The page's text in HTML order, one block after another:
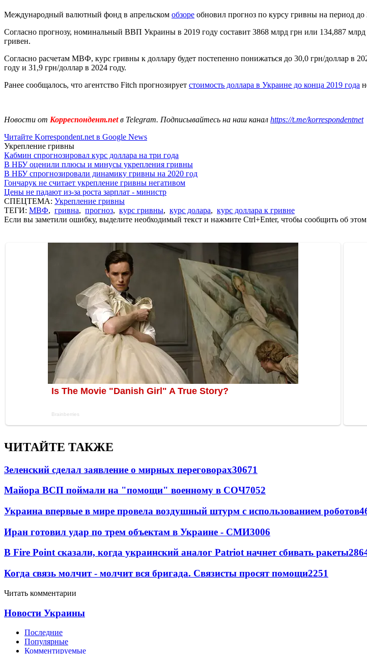
Международный валютный фонд в апрельском обзоре обновил прогноз по курсу гривны на период до
Согласно прогнозу, номинальный ВВП Украины в 2019 году составит 3868 млрд грн или 134,887
гривен.
Согласно расчетам МВФ, курс гривны к доллару будет постепенно понижаться до 30,0 грн/доллар в
году и 31,9 грн/доллар в 2024 году.
Ранее сообщалось, что агентство Fitch прогнозирует стоимость доллара в Украине до конца 2019 года
Новости от Корреспондент.netв Telegram. Подписывайтесь на наш канал https://t.me/korrespondentnet
Читайте Korrespondent.net в Google News
Укрепление гривны
Кабмин спрогнозировал курс доллара на три года
В НБУ оценили плюсы и минусы укрепления гривны
В НБУ спрогнозировали динамику гривны на 2020 год
Гончарук не считает укрепление гривны негативом
Цены не падают из-за роста зарплат - министр
СПЕЦТЕМА: Укрепление гривны
ТЕГИ: МВФ, гривна, прогноз, курс гривны, курс долара, курс доллара к гривне
Если вы заметили ошибку, выделите необходимый текст и нажмите Ctrl+Enter, чтобы сообщить об
ЧИТАЙТЕ ТАКЖЕ
Зеленский сделал заявление о мирных переговорах30671
Майора ВСП поймали на "помощи" военному в СОЧ7052
Украина впервые в мире провела воздушный штурм с использованием роботов
Иран готовил удар по трем объектам в Украине - СМИ3006
В Fire Point сказали, когда украинский аналог Patriot начнет сбивать ракеты
Когда связь молчит - молчит вся бригада. Связисты просят помощи2251
Читать комментарии
Новости Украины
Последние
Популярные
Комментируемые